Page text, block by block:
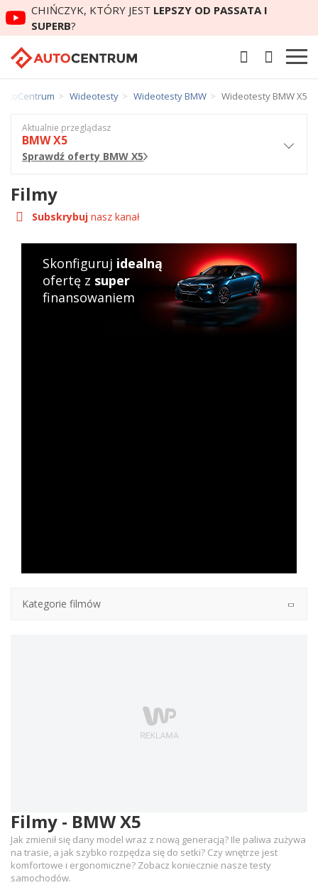
CHIŃCZYK, KTÓRY JEST LEPSZY OD PASSATA I
SUPERB?
Wideotesty Wideotesty BMW Wideotesty BMW X5
Filmy - BMW X5
Jak zmienił się dany model wraz z nową generacją? Ile paliwa zużywa
na trasie, a jak szybko rozpędza się do setki? Czy wnętrze jest
komfortowe i ergonomiczne? Zobacz koniecznie nasze testy
samochodów.
Aktualnie przeglądasz
BMW X5
Sprawdź oferty BMW X5
Filmy
Subskrybuj nasz kanał
Skonfiguruj idealną
ofertę z super
finansowaniem
Kategorie filmów